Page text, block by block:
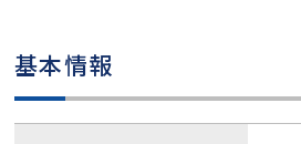
基本情報